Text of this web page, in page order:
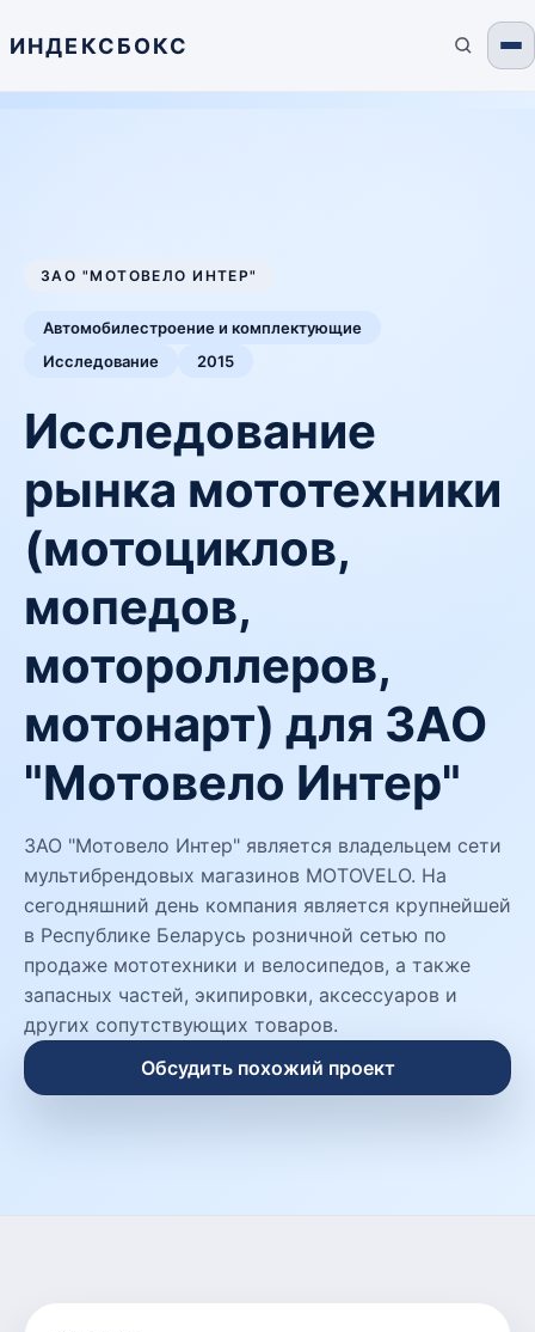
ИНДЕКСБОКС
ЗАО "МОТОВЕЛО ИНТЕР"
Автомобилестроение и комплектующие
Исследование
2015
Исследование
рынка мототехники
(мотоциклов,
мопедов,
мотороллеров,
мотонарт) для ЗАО
"Мотовело Интер"
ЗАО "Мотовело Интер" является владельцем сети
мультибрендовых магазинов MOTOVELO. На
сегодняшний день компания является крупнейшей
в Республике Беларусь розничной сетью по
продаже мототехники и велосипедов, а также
запасных частей, экипировки, аксессуаров и
других сопутствующих товаров.
Обсудить похожий проект